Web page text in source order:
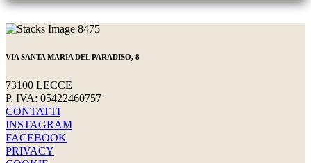
VIA SANTA MARIA DEL PARADISO, 8
73100 LECCE
P. IVA: 05422460757
CONTATTI
INSTAGRAM
FACEBOOK
PRIVACY